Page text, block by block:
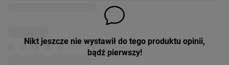
Nikt jeszcze nie wystawił do tego produktu opinii,
bądź pierwszy!